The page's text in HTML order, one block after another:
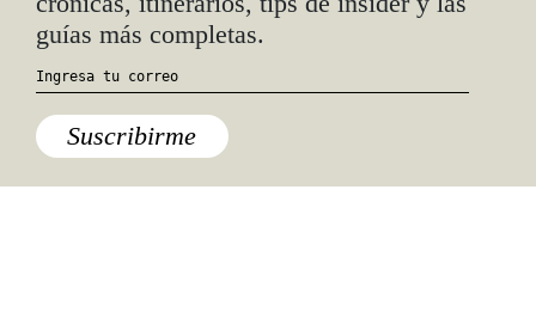
guías más completas.
Suscribirme